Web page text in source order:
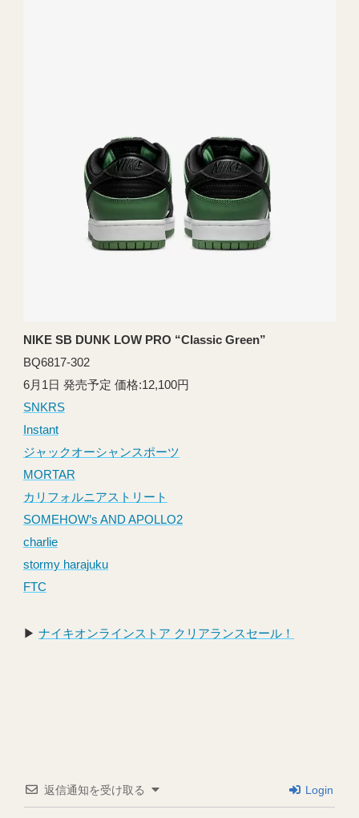
NIKE SB DUNK LOW PRO “Classic Green”
BQ6817-302
6月1日 発売予定 価格:12,100円
SNKRS
Instant
ジャックオーシャンスポーツ
MORTAR
カリフォルニアストリート
SOMEHOW’s AND APOLLO2
charlie
stormy harajuku
FTC
▶︎ ナイキオンラインストア クリアランスセール！
返信通知を受け取る Login